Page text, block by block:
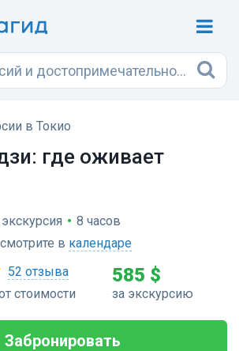
в Токио
где оживает
• 8 часов
в календаре
52 отзыва
стоимости
585 $
за экскурсию
Забронировать